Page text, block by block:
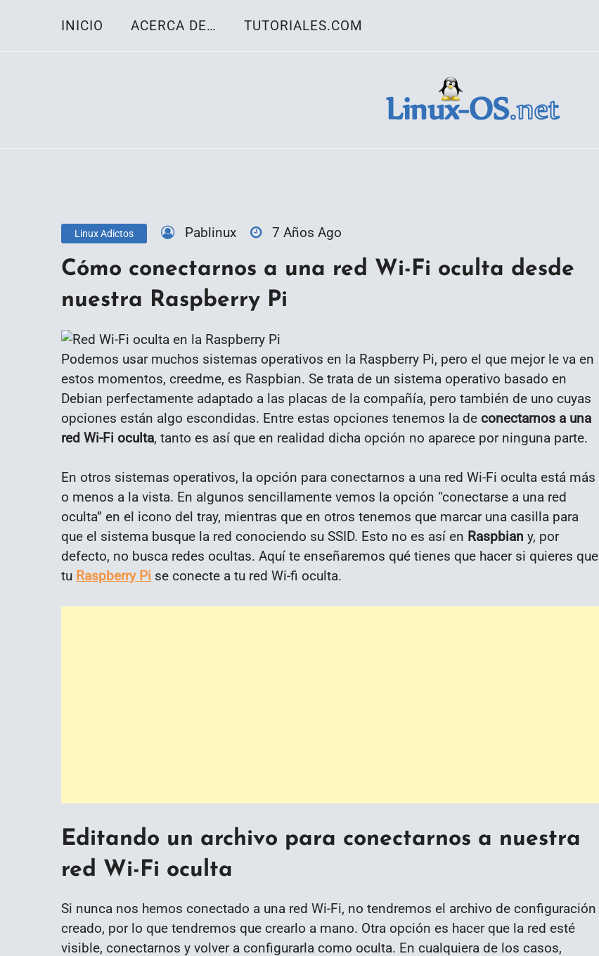
INICIO ACERCA DE… TUTORIALES.COM
Linux Adictos Pablinux 7 Años Ago
Cómo conectarnos a una red Wi-Fi oculta desde
nuestra Raspberry Pi
Podemos usar muchos sistemas operativos en la Raspberry Pi, pero el que mejor le va en
estos momentos, creedme, es Raspbian. Se trata de un sistema operativo basado en
Debian perfectamente adaptado a las placas de la compañía, pero también de uno cuyas
opciones están algo escondidas. Entre estas opciones tenemos la de conectarnos a una
red Wi-Fi oculta, tanto es así que en realidad dicha opción no aparece por ninguna parte.
En otros sistemas operativos, la opción para conectarnos a una red Wi-Fi oculta está más
o menos a la vista. En algunos sencillamente vemos la opción “conectarse a una red
oculta” en el icono del tray, mientras que en otros tenemos que marcar una casilla para
que el sistema busque la red conociendo su SSID. Esto no es así en Raspbian y, por
defecto, no busca redes ocultas. Aquí te enseñaremos qué tienes que hacer si quieres que
tu Raspberry Pi se conecte a tu red Wi-fi oculta.
Editando un archivo para conectarnos a nuestra
red Wi-Fi oculta
Si nunca nos hemos conectado a una red Wi-Fi, no tendremos el archivo de configuración
creado, por lo que tendremos que crearlo a mano. Otra opción es hacer que la red esté
visible, conectarnos y volver a configurarla como oculta. En cualquiera de los casos,